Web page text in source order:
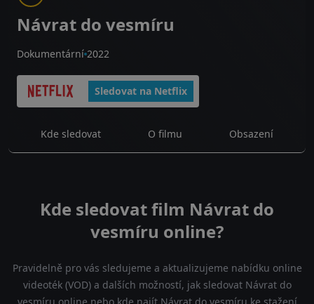
Návrat do vesmíru
Dokumentární 2022
Sledovat na Netflix
Kde sledovat O filmu Obsazení
Kde sledovat film Návrat do
vesmíru online?
Pravidelně pro vás sledujeme a aktualizujeme nabídku online
videoték (VOD) a dalších možností, jak sledovat Návrat do